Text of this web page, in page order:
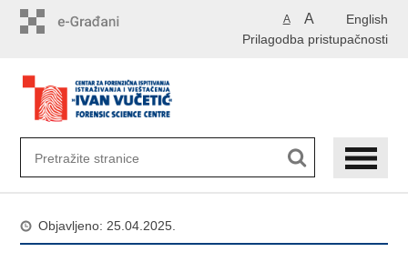
English
A A
Prilagodba pristupačnosti
Objavljeno: 25.04.2025.